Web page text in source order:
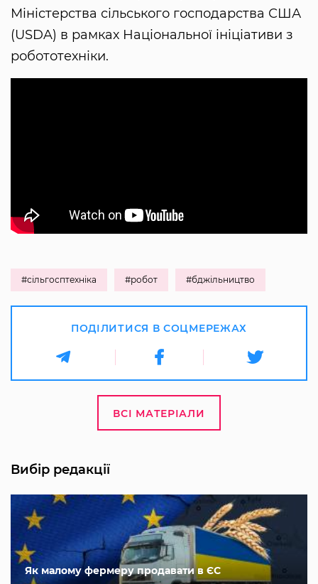
Міністерства сільського господарства США
(USDA) в рамках Національної ініціативи з
робототехніки.
#сільгосптехніка #робот #бджільництво
ПОДІЛИТИСЯ В СОЦМЕРЕЖАХ
ВСІ МАТЕРІАЛИ
Вибір редакції
Як малому фермеру продавати в ЄС